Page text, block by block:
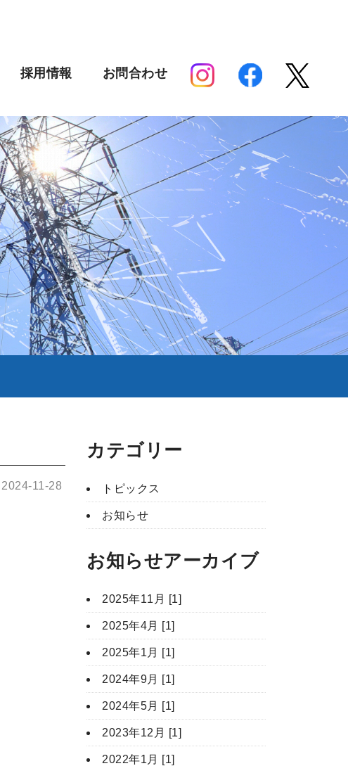
採用情報 お問合わせ
| 2024-11-28
カテゴリー
トピックス
お知らせ
お知らせアーカイブ
2025年11月 [1]
2025年4月 [1]
2025年1月 [1]
2024年9月 [1]
2024年5月 [1]
2023年12月 [1]
2022年1月 [1]